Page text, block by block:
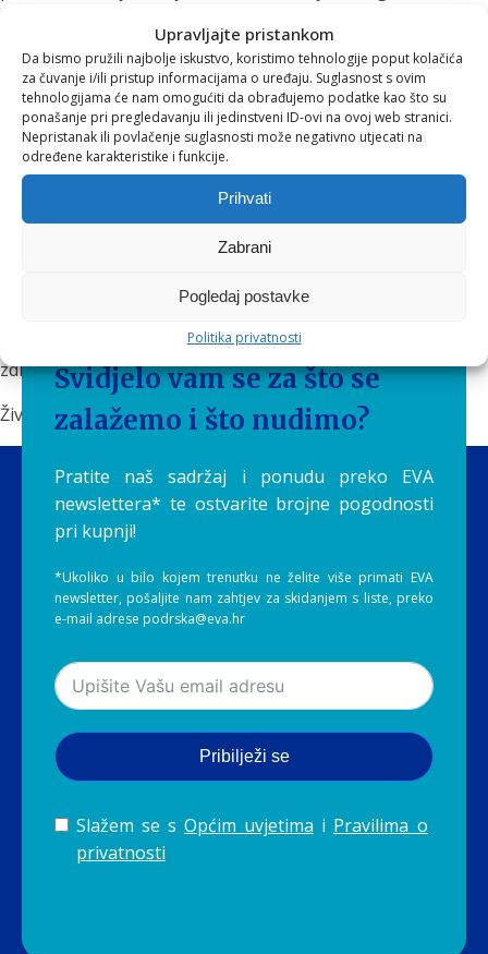
Upravljajte pristankom
Da bismo pružili najbolje iskustvo, koristimo tehnologije poput kolačića
za čuvanje i/ili pristup informacijama o uređaju. Suglasnost s ovim
tehnologijama će nam omogućiti da obrađujemo podatke kao što su
ponašanje pri pregledavanju ili jedinstveni ID-ovi na ovoj web stranici.
Nepristanak ili povlačenje suglasnosti može negativno utjecati na
određene karakteristike i funkcije.
Prihvati
Zabrani
Pogledaj postavke
Politika privatnosti
koju promiču Aquilia zdrave navike. Jer kada već uživamo,
biramo najbolje
Zaključak
Vino, posebno u umjerenim količinama, može imati
antioksidativne i potencijalno kardioprotektivne
učinke
ključ
, u kontekstuzdrave prehrane i životnih
nepromišljene navike i to s punim poštovanjem prema
zdravlju, tijelu i životnoj ravnoteži.
Živjeli! I to pametno, umjereno i s okusom! 🍷
Svidjelo vam se za što se
zalažemo i što nudimo?
Pratite naš sadržaj i ponudu preko EVA
newslettera* te ostvarite brojne pogodnosti
pri kupnji!
*Ukoliko u bilo kojem trenutku ne želite više primati EVA
newsletter, pošaljite nam zahtjev za skidanjem s liste, preko
e-mail adrese podrska@eva.hr
Pribilježi se
Slažem se s Općim uvjetima i Pravilima o
privatnosti